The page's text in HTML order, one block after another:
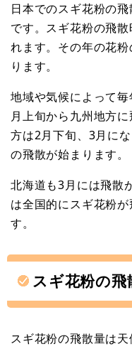
日本でのスギ花粉の
です。スギ花粉の飛
れます。その年の花
ります。
地域や気候によって
月上旬から九州地方
方は2月下旬、3月に
の飛散が始まります。
北海道も3月には飛散
は全国的にスギ花粉
す。
スギ花粉の飛
スギ花粉の飛散量は天